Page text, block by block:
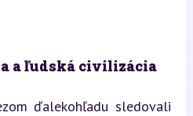
a ľudská civilizácia
ďalekohľadu sledovali